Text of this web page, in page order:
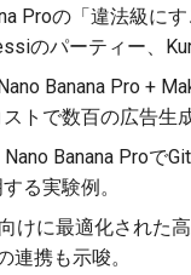
Proの「違法級に
のパーティー、
Banana Pro +
トで数百の広告生
Nano Banana Pro
る実験例。
向けに最適化され
携も示唆。